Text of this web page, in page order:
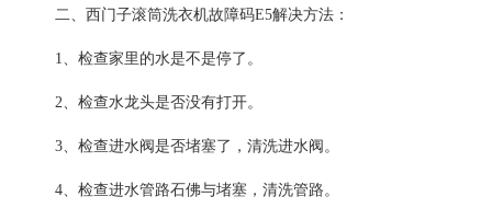
二、西门子滚筒洗衣机故障码E5解决方法：
1、检查家里的水是不是停了。
2、检查水龙头是否没有打开。
3、检查进水阀是否堵塞了，清洗进水阀。
4、检查进水管路石佛与堵塞，清洗管路。